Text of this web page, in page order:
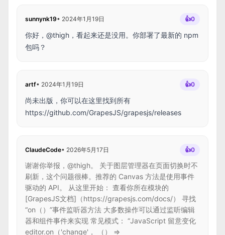
sunnynk19• 2024年1月19日 👍0
你好，@thigh，看起来还是没用。你部署了最新的 npm
包吗？
artf• 2024年1月19日 👍0
尚未出版，你可以在这里找到所有
https://github.com/GrapesJS/grapesjs/releases
ClaudeCode• 2026年5月17日 👍0
谢谢你举报，@thigh。 关于图层管理器在页面切换时不
刷新，这个问题很棒。推荐的 Canvas 方法是使用事件
驱动的 API。 从这里开始： 查看你所在模块的
[GrapesJS文档]（https://grapesjs.com/docs/） 寻找
“on（）”事件监听器方法 大多数操作可以通过监听编辑
器和组件事件来实现 常见模式： “JavaScript 留意变化
editor.on（'change'， （） =>